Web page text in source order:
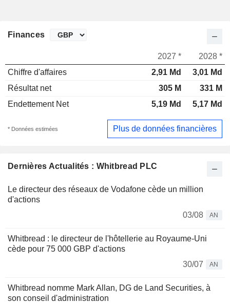
Dernières Actualités : Whitbread PLC
Le directeur des réseaux de Vodafone cède un million
d'actions
03/08
AN
Whitbread : le directeur de l'hôtellerie au Royaume-Uni
cède pour 75 000 GBP d'actions
30/07
AN
Whitbread nomme Mark Allan, DG de Land Securities, à
son conseil d'administration
Finances
2027 *
2028 *
Chiffre d'affaires
2,91 Md
3,01 Md
Résultat net
305 M
331 M
Endettement Net
5,19 Md 5,17 Md
* Données estimées Plus de données financières